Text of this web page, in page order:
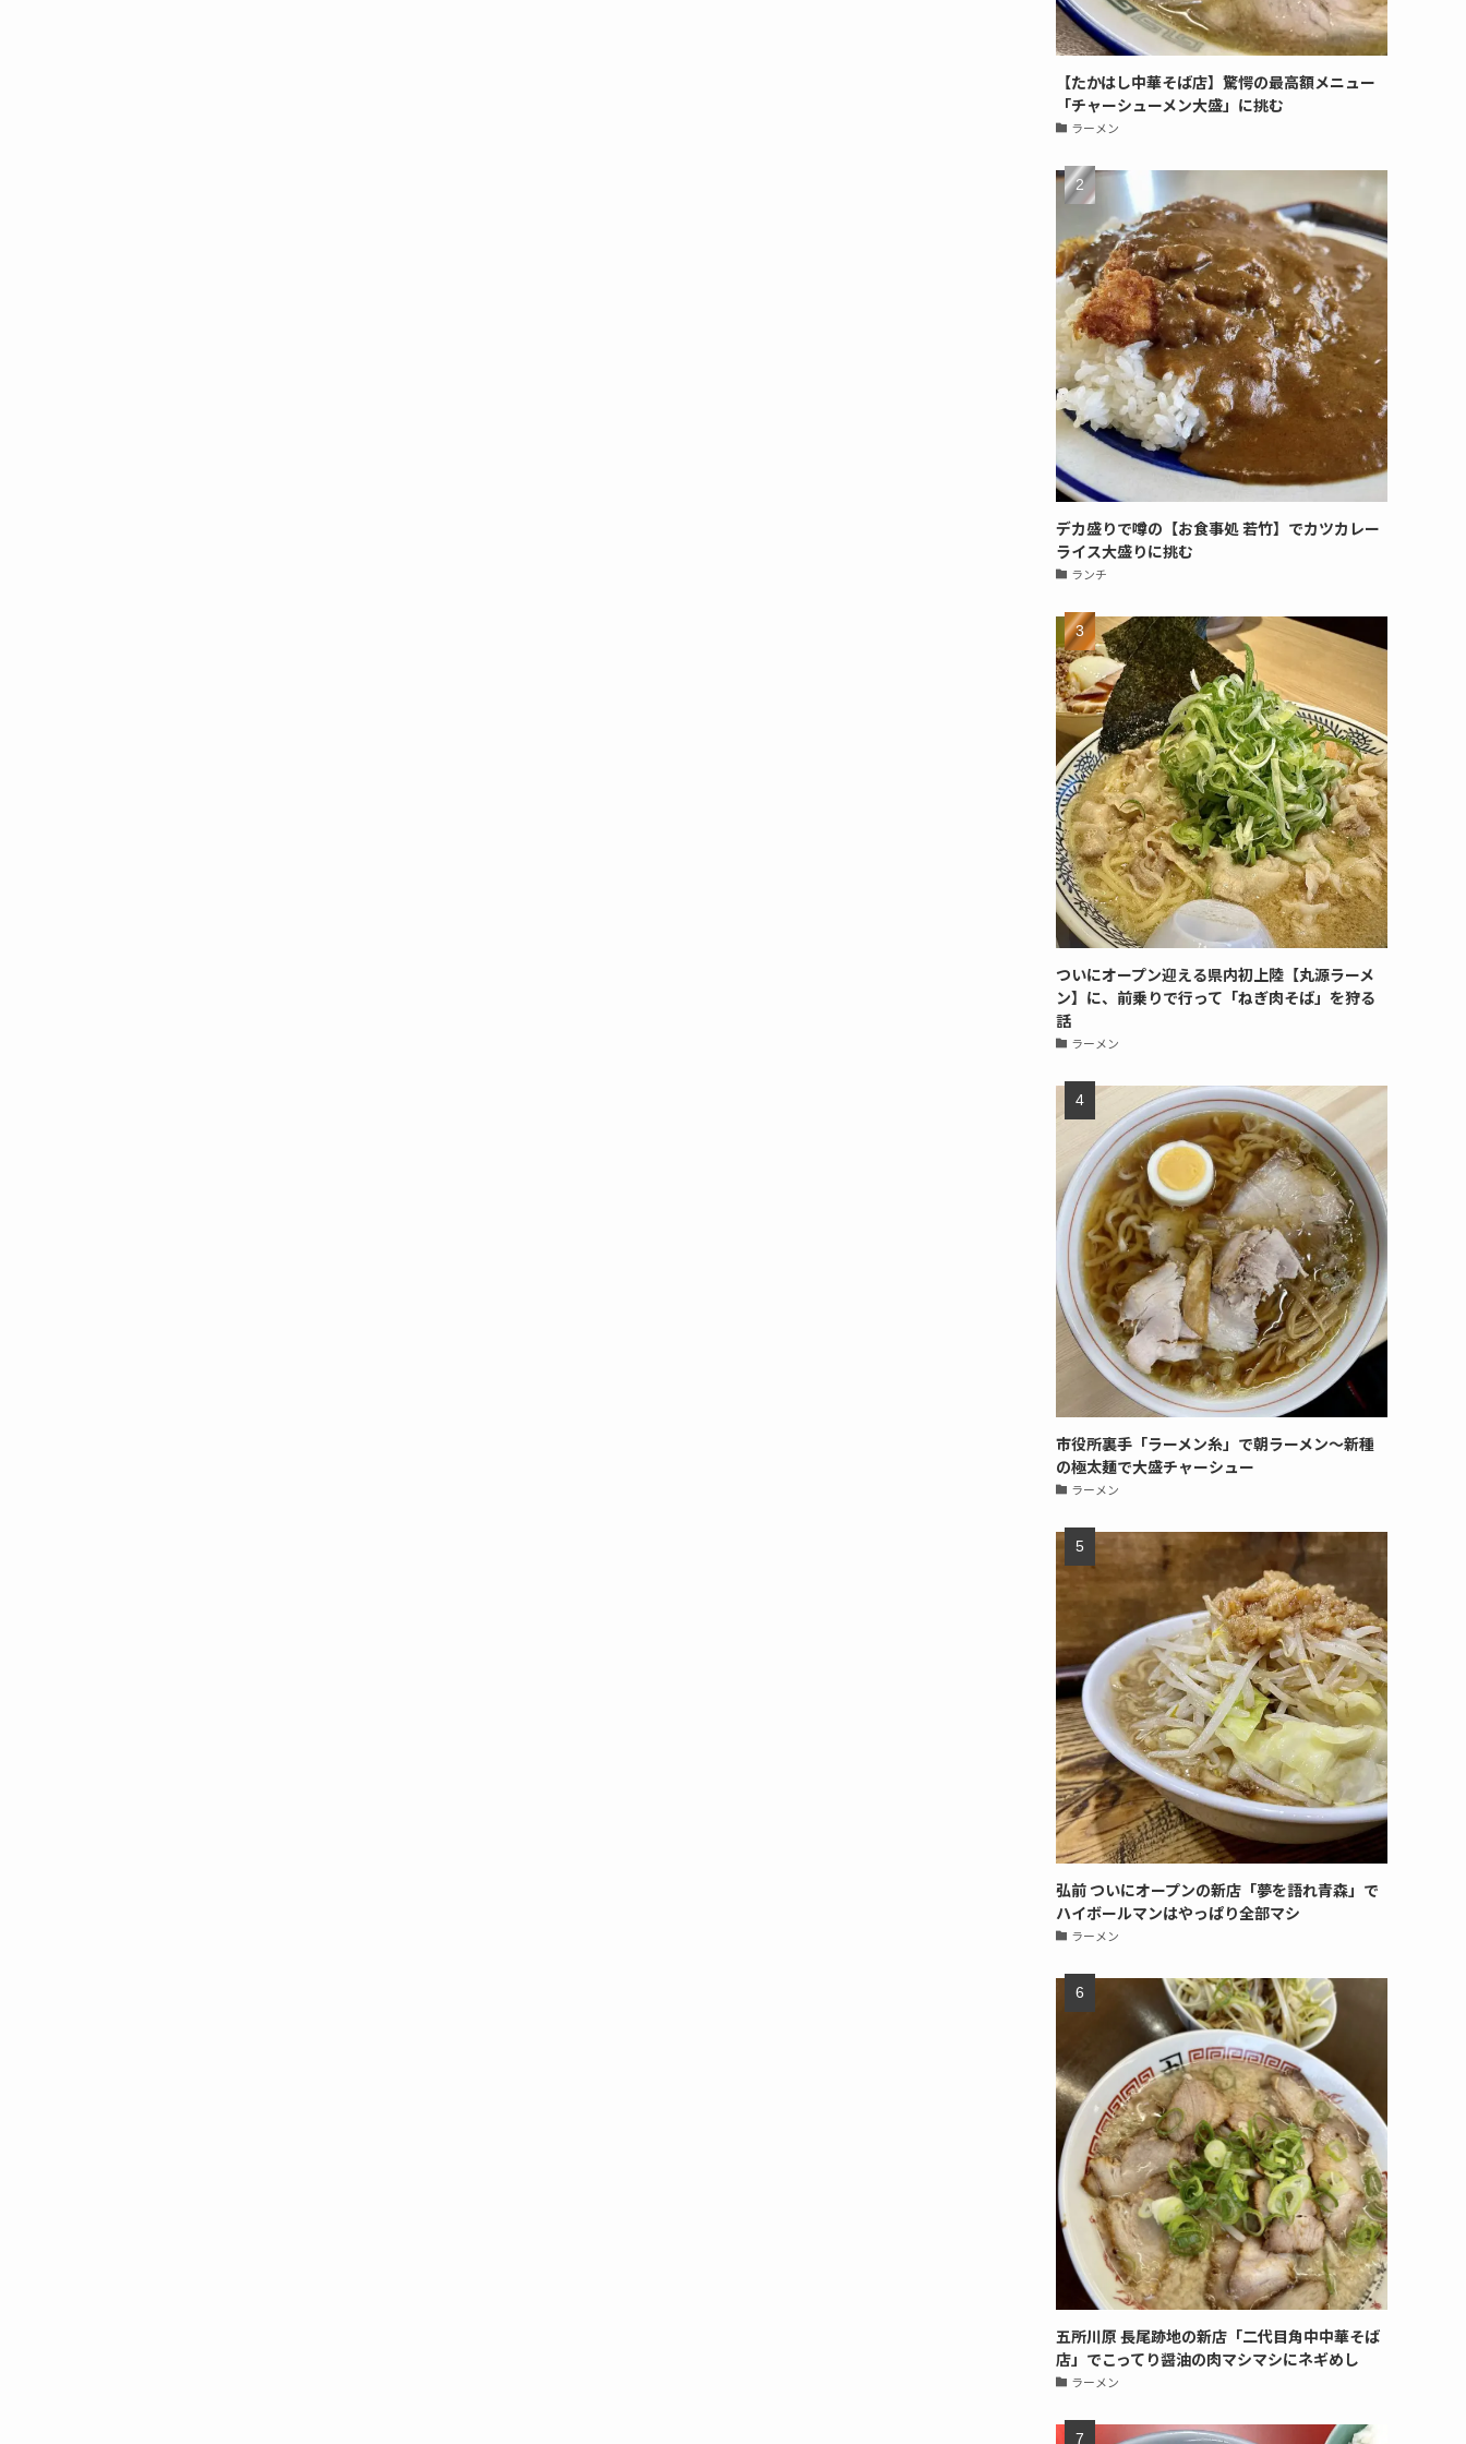
【たかはし中華そば店】驚愕の最高額メニュー
「チャーシューメン大盛」に挑む
ラーメン
デカ盛りで噂の【お食事処 若竹】でカツカレー
ライス大盛りに挑む
ランチ
ついにオープン迎える県内初上陸【丸源ラーメ
ン】に、前乗りで行って「ねぎ肉そば」を狩る
話
ラーメン
市役所裏手「ラーメン糸」で朝ラーメン〜新種
の極太麺で大盛チャーシュー
ラーメン
弘前 ついにオープンの新店「夢を語れ青森」で
ハイボールマンはやっぱり全部マシ
ラーメン
五所川原 長尾跡地の新店「二代目角中中華そば
店」でこってり醤油の肉マシマシにネギめし
ラーメン